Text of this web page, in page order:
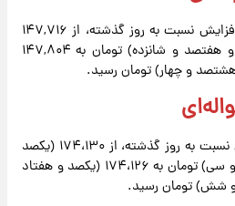
قیمت دلار حواله‌ای امروز با افزایش نسبت به روز گذشته، از ۱۴۷,۷۱۶
(یکصد و چهل و هفت هزار و هفتصد و شانزده) تومان به ۱۴۷,۸۰۴
و چهار) تومان رسید.
یورو حواله‌ای امروز با افزایش نسبت به روز گذشته، از ۱۷۴،۱۳۰ (یکصد
و هفتاد و چهار هزار و یکصد و سی) تومان به ۱۷۴،۱۲۶ (یکصد و هفتاد
شش) تومان رسید.